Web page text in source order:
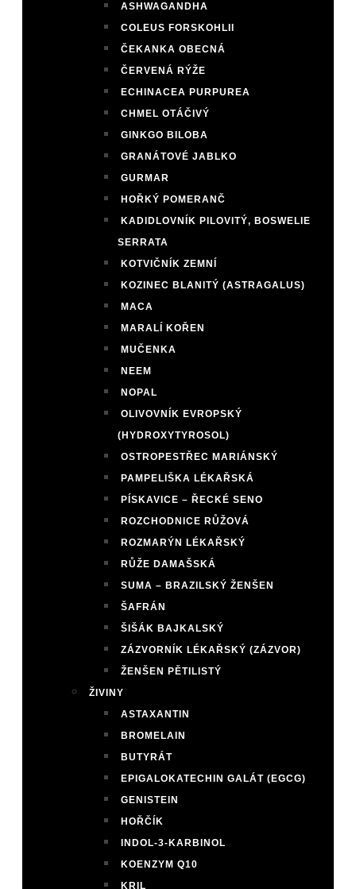
ASHWAGANDHA
COLEUS FORSKOHLII
ČEKANKA OBECNÁ
ČERVENÁ RÝŽE
ECHINACEA PURPUREA
CHMEL OTÁČIVÝ
GINKGO BILOBA
GRANÁTOVÉ JABLKO
GURMAR
HOŘKÝ POMERANČ
KADIDLOVNÍK PILOVITÝ, BOSWELIE
SERRATA
KOTVIČNÍK ZEMNÍ
KOZINEC BLANITÝ (ASTRAGALUS)
MACA
MARALÍ KOŘEN
MUČENKA
NEEM
NOPAL
OLIVOVNÍK EVROPSKÝ
(HYDROXYTYROSOL)
OSTROPESTŘEC MARIÁNSKÝ
PAMPELIŠKA LÉKAŘSKÁ
PÍSKAVICE – ŘECKÉ SENO
ROZCHODNICE RŮŽOVÁ
ROZMARÝN LÉKAŘSKÝ
RŮŽE DAMAŠSKÁ
SUMA – BRAZILSKÝ ŽENŠEN
ŠAFRÁN
ŠIŠÁK BAJKALSKÝ
ZÁZVORNÍK LÉKAŘSKÝ (ZÁZVOR)
ŽENŠEN PĚTILISTÝ
ŽIVINY
ASTAXANTIN
BROMELAIN
BUTYRÁT
EPIGALOKATECHIN GALÁT (EGCG)
GENISTEIN
HOŘČÍK
INDOL-3-KARBINOL
KOENZYM Q10
KRIL